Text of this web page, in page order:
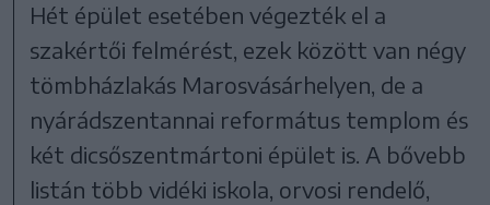
Hét épület esetében végezték el a
szakértői felmérést, ezek között van négy
tömbházlakás Marosvásárhelyen, de a
nyárádszentannai református templom és
két dicsőszentmártoni épület is. A bővebb
listán több vidéki iskola, orvosi rendelő,